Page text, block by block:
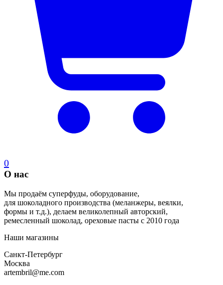
0
О нас
Мы продаём суперфуды, оборудование,
для шоколадного производства (меланжеры, веялки,
формы и т.д.), делаем великолепный авторский,
ремесленный шоколад, ореховые пасты с 2010 года
Наши магазины
Санкт-Петербург
Москва
artembril@me.com